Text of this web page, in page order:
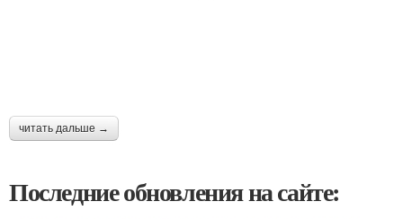
читать дальше →
Последние обновления на сайте: